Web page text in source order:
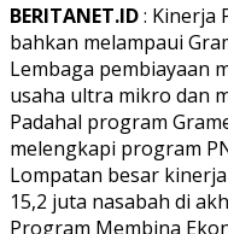
BERITANET.ID: Kinerja
bahkan melampaui
Lembaga pembiayaan
usaha ultra mikro dan
Padahal program
melengkapi program
Lompatan besar
15,2 juta nasabah di
Program Membina